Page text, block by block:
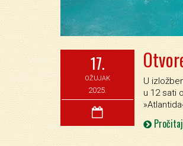
17.
OŽUJAK
2025.
U
u 12 sati